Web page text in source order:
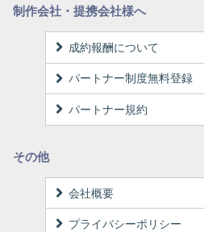
制作会社・提携会社様へ
成約報酬について
パートナー制度無料登録
パートナー規約
その他
会社概要
プライバシーポリシー